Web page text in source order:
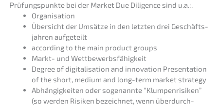
Prüfungs­punk­te bei der Market Due Diligence sind u.a.:.
Organi­sa­ti­on
Übersicht der Umsät­ze in den letzten drei Geschäfts­
jah­ren aufgeteilt
accor­ding to the main product groups
Markt- und Wettbewerbsfähigkeit
Degree of digita­li­sa­ti­on and innova­ti­on Presen­ta­ti­on
of the short, medium and long-term market strategy
Abhän­gig­kei­ten oder sogenann­te “Klumpen­ri­si­ken”
(so werden Risiken bezeich­net, wenn überdurch­